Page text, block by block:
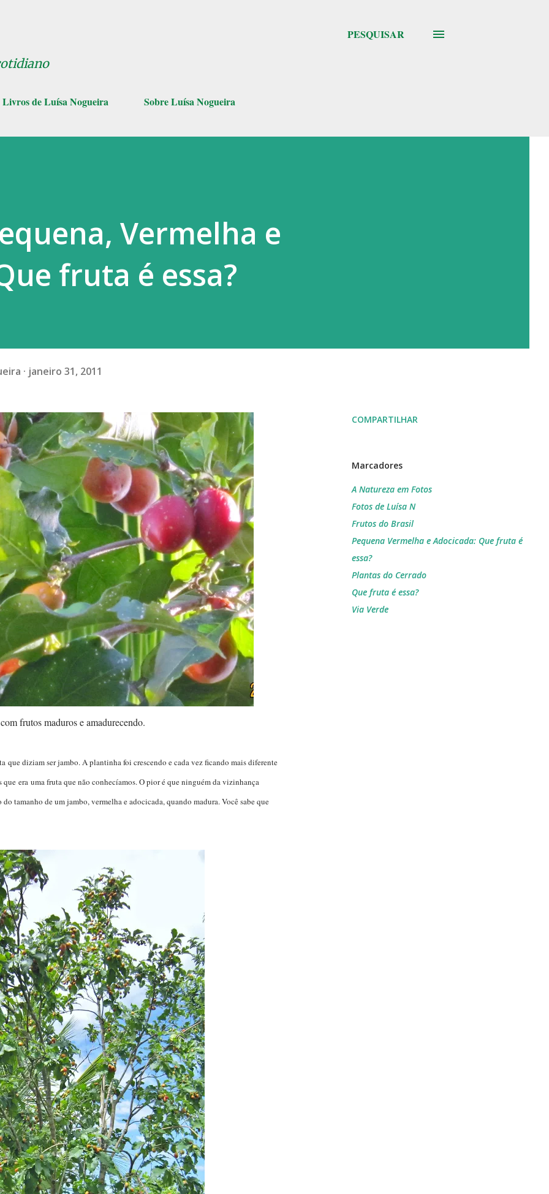
PESQUISAR
Livros de Luísa Nogueira Sobre Luísa Nogueira
Vermelha e
fruta é essa?
janeiro 31, 2011
frutos maduros e amadurecendo.
que diziam ser jambo. A plantinha foi crescendo e cada vez ficando mais diferente
era uma fruta que não conhecíamos. O pior é que ninguém da vizinhança
tamanho de um jambo, vermelha e adocicada, quando madura. Você sabe que
COMPARTILHAR
Marcadores
A Natureza em Fotos
Fotos de Luísa N
Frutos do Brasil
Pequena Vermelha e Adocicada: Que fruta é
essa?
Plantas do Cerrado
Que fruta é essa?
Via Verde